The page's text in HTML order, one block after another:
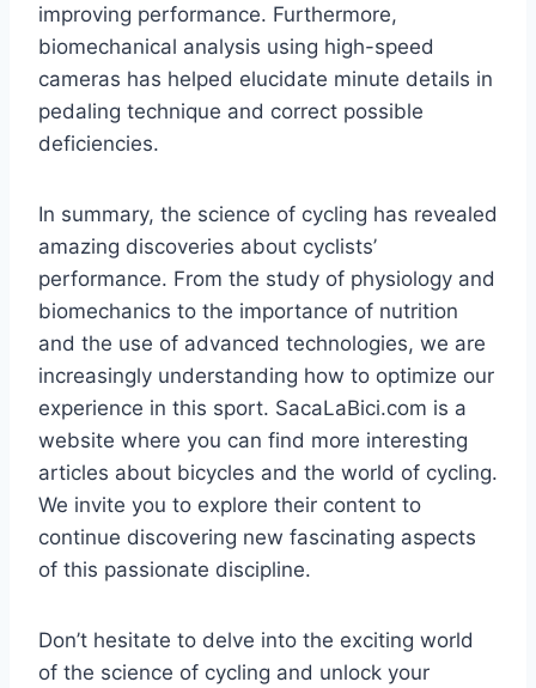
improving performance. Furthermore,
biomechanical analysis using high-speed
cameras has helped elucidate minute details in
pedaling technique and correct possible
deficiencies.
In summary, the science of cycling has revealed
amazing discoveries about cyclists’
performance. From the study of physiology and
biomechanics to the importance of nutrition
and the use of advanced technologies, we are
increasingly understanding how to optimize our
experience in this sport. SacaLaBici.com is a
website where you can find more interesting
articles about bicycles and the world of cycling.
We invite you to explore their content to
continue discovering new fascinating aspects
of this passionate discipline.
Don’t hesitate to delve into the exciting world
of the science of cycling and unlock your